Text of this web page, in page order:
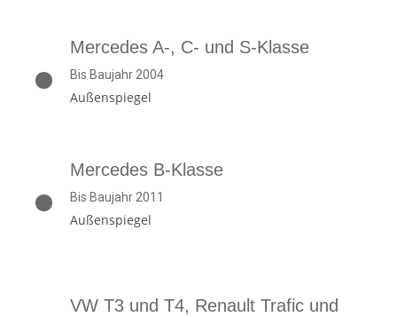
Mercedes A-, C- und S-Klasse
Bis Baujahr 2004
Außenspiegel
Mercedes B-Klasse
Bis Baujahr 2011
Außenspiegel
VW T3 und T4, Renault Trafic und